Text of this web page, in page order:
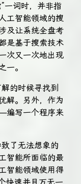
一词时，并非指
工智能领域的搜
及让系统全盘考
是基于搜索技术
次又一次地出现
一。
的时候寻找到
解。另外，作为
编写一个程序来
了无法想象的
智能所面临的最
智能领域使用得
快速并且万无一